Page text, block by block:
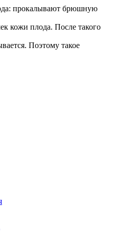
прокалывают брюшную
кожи плода. После такого
Поэтому такое